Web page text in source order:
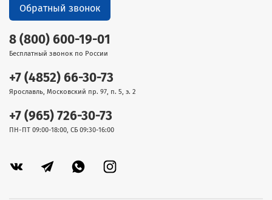
8 (800) 600-19-01
Бесплатный звонок по России
+7 (4852) 66-30-73
Ярославль, Московский пр. 97, п. 5, э. 2
+7 (965) 726-30-73
ПН-ПТ 09:00-18:00, СБ 09:30-16:00
Обратный звонок